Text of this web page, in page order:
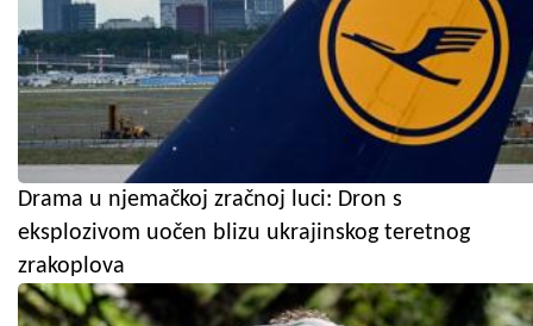
Drama u njemačkoj zračnoj luci: Dron s
eksplozivom uočen blizu ukrajinskog teretnog
zrakoplova